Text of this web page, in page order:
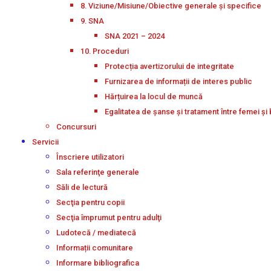
8. Viziune/Misiune/Obiective generale și specifice
9. SNA
SNA 2021 – 2024
10. Proceduri
Protecția avertizorului de integritate
Furnizarea de informații de interes public
Hărțuirea la locul de muncă
Egalitatea de șanse și tratament între femei și
Concursuri
Servicii
Înscriere utilizatori
Sala referinţe generale
Săli de lectură
Secţia pentru copii
Secţia împrumut pentru adulţi
Ludotecă / mediatecă
Informații comunitare
Informare bibliografica